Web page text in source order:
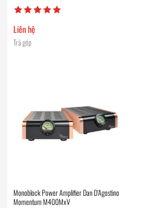
Liên hệ
Trả góp
Monoblock Power Amplifier Dan D’Agostino
Momentum M400MxV